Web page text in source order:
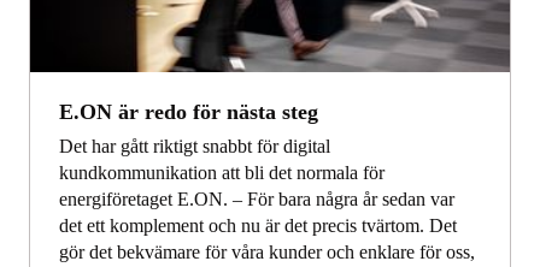
E.ON är redo för nästa steg
Det har gått riktigt snabbt för digital
kundkommunikation att bli det normala för
energiföretaget E.ON. – För bara några år sedan var
det ett komplement och nu är det precis tvärtom. Det
gör det bekvämare för våra kunder och enklare för oss,